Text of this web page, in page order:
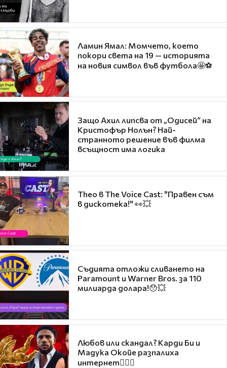
Ламин Ямал: Момчето, което
покори света на 19 — историята
на новия символ във футбола🤩⚽
Защо Ахил липсва от „Одисей“ на
Кристофър Нолън? Най-
странното решение във филма
всъщност има логика
Theo в The Voice Cast: "Правен съм
в дискотека!" 👀💥
Съдията отложи сливането на
Paramount и Warner Bros. за 110
милиарда долара!😯💥
Любов или скандал? Карди Би и
Мадука Окойе разпалиха
интернет❤️‍🔥🔥